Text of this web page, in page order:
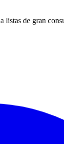
listas de gran